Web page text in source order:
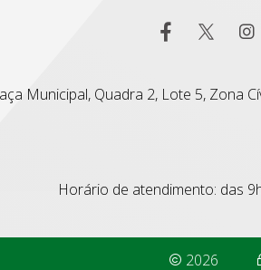
Municipal, Quadra 2, Lote 5, Zona
Horário de atendimento: das
2026